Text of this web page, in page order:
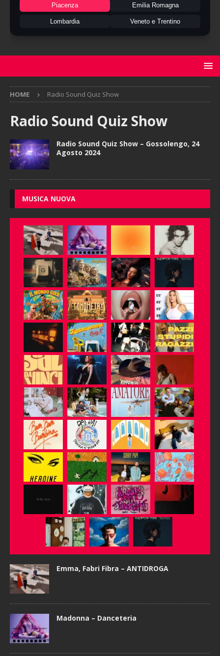
Piacenza Emilia Romagna
Lombardia Veneto e Trentino
HOME Radio Sound Quiz Show
Radio Sound Quiz Show
Radio Sound Quiz Show – Gossolengo, 24
Agosto 2024
MUSICA NUOVA
Emma, Fabri Fibra – ANTIDROGA
Madonna – Danceteria